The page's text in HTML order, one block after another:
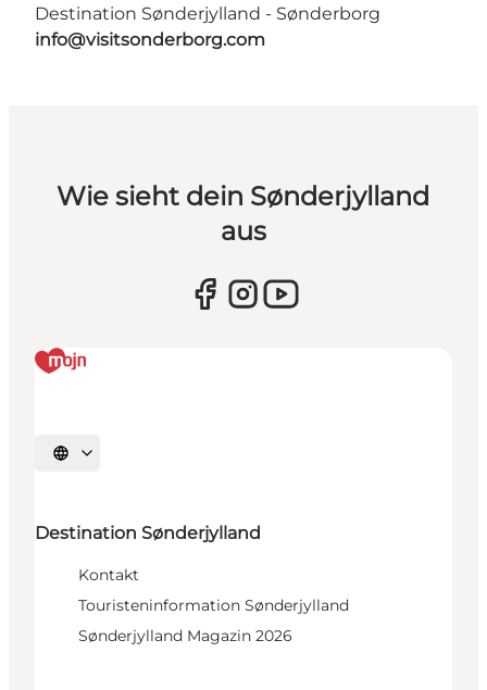
Destination Sønderjylland - Sønderborg
info@visitsonderborg.com
Wie sieht dein Sønderjylland
aus
Sprache auswählen
Destination Sønderjylland
Kontakt
Touristeninformation Sønderjylland
Sønderjylland Magazin 2026